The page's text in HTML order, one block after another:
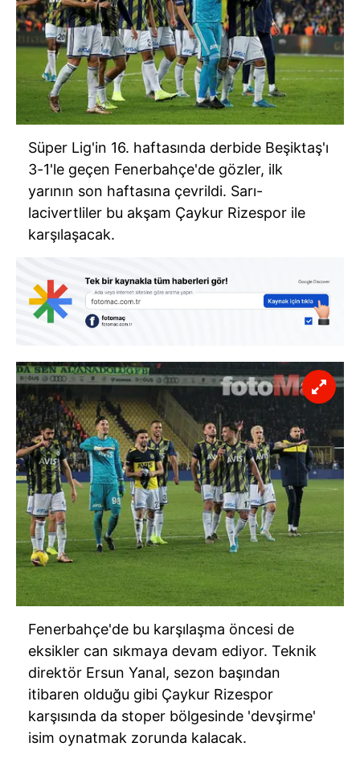
Süper Lig'in 16. haftasında derbide Beşiktaş'ı
3-1'le geçen Fenerbahçe'de gözler, ilk
yarının son haftasına çevrildi. Sarı-
lacivertliler bu akşam Çaykur Rizespor ile
karşılaşacak.
Fenerbahçe'de bu karşılaşma öncesi de
eksikler can sıkmaya devam ediyor. Teknik
direktör Ersun Yanal, sezon başından
itibaren olduğu gibi Çaykur Rizespor
karşısında da stoper bölgesinde 'devşirme'
isim oynatmak zorunda kalacak.